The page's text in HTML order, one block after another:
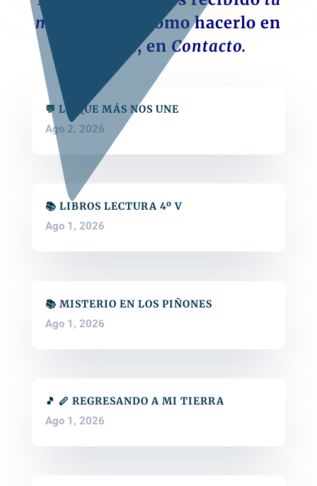
material.
Lee cómo hacerlo en
el menú, en Contacto.
💬 LO QUE MÁS NOS UNE
Ago 2, 2026
📚 LIBROS LECTURA 4º V
Ago 1, 2026
📚 MISTERIO EN LOS PIÑONES
Ago 1, 2026
🎵 🪈 REGRESANDO A MI TIERRA
Ago 1, 2026